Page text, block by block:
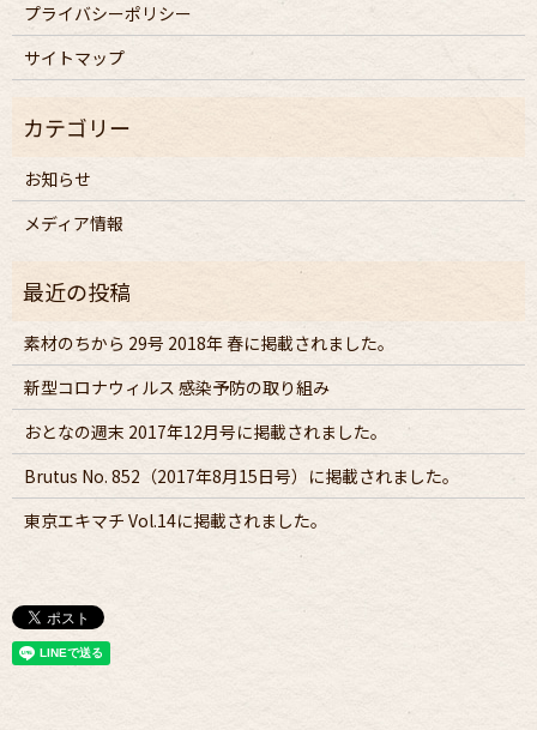
プライバシーポリシー
サイトマップ
お知らせ
メディア情報
素材のちから 29号 2018年 春に掲載されました。
新型コロナウィルス 感染予防の取り組み
おとなの週末 2017年12月号に掲載されました。
Brutus No. 852（2017年8月15日号）に掲載されました。
東京エキマチ Vol.14に掲載されました。